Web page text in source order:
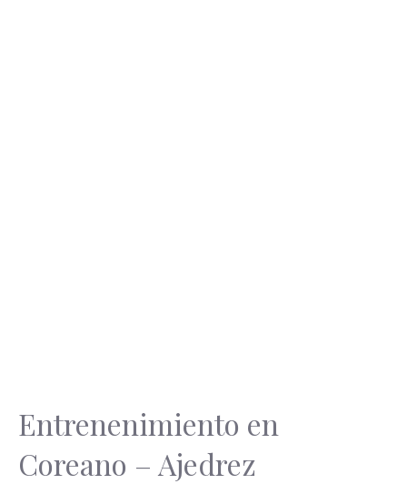
Entrenenimiento en
Coreano – Ajedrez